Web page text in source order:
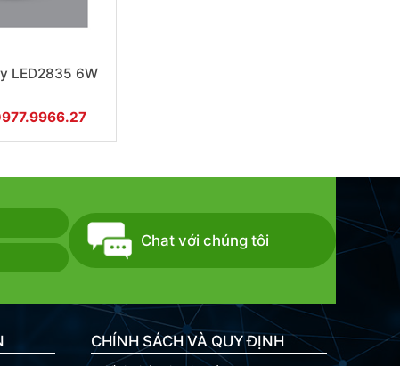
LED2835 6W
Chat với chúng tôi
CHÍNH SÁCH VÀ QUY ĐỊNH